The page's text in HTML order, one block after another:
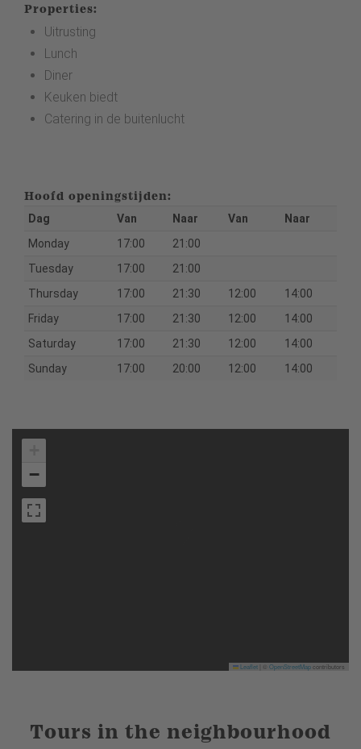
Properties:
Uitrusting
Lunch
Diner
Keuken biedt
Catering in de buitenlucht
Hoofd openingstijden:
Dag Van Naar Van
Naar
Monday
17:00
21:00
Tuesday
17:00
21:00
Thursday
17:00 21:30 12:00
14:00
Friday
17:00 21:30 12:00
14:00
Saturday
17:00 21:30 12:00
14:00
Sunday
17:00 20:00 12:00 14:00
−
Leaflet OpenStreetMapcontributors
Tours in the neighbourhood